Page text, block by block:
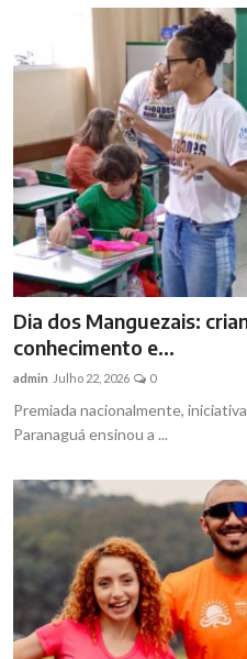
Dia dos Manguezais:
conhecimento e...
admin Julho 22, 2026 0
Premiada nacionalmente,
Paranaguá ensinou a ...